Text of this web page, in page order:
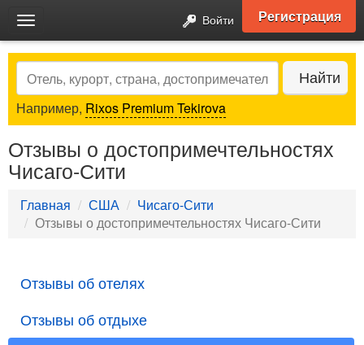
Toggle
navigation
Войти Регистрация
Search Найти
Например, Rixos Premium Tekirova
Отзывы о достопримечтельностях
Чисаго-Сити
Главная США
Чисаго-Сити
Отзывы о достопримечтельностях Чисаго-Сити
Отзывы об отелях
Отзывы об отдыхе